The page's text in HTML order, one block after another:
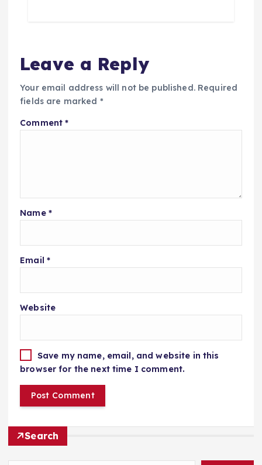
Leave a Reply
Your email address will not be published. Required
fields are marked *
Comment*
Name *
Email *
Website
Save my name, email, and website in this
browser for the next time I comment.
Search